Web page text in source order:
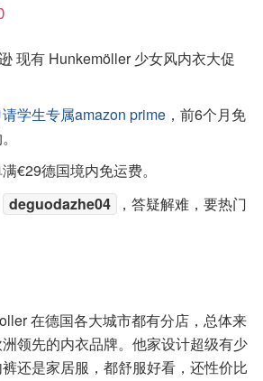
现有 Hunkemöller 少女风内衣大促
学生专属amazon prime ，前6个月免
€29德国境内免运费。
deguodazhe04
，答疑解难，要热门
在德国各大城市都有分店，总体来
领先的内衣品牌。他家设计超级有少
还是家居服，都舒服好看，还性价比